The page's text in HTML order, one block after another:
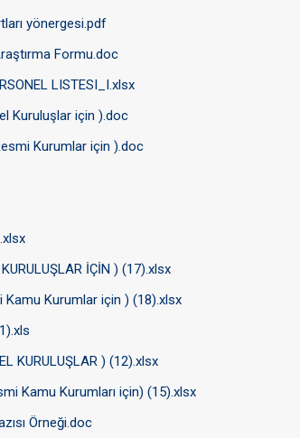
yönergesi.pdf
Formu.doc
LISTESI_I.xlsx
Kuruluşlar için ).doc
Kurumlar için ).doc
İÇİN ) (17).xlsx
Kamu Kurumlar için ) (18).xlsx
KURULUŞLAR ) (12).xlsx
Kamu Kurumları için) (15).xlsx
Örneği.doc